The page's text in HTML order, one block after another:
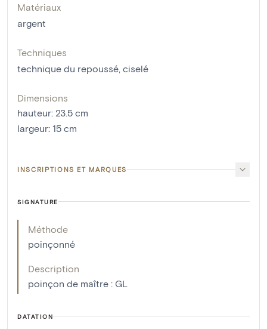
Matériaux
argent
Techniques
technique du repoussé, ciselé
Dimensions
hauteur: 23.5 cm
largeur: 15 cm
INSCRIPTIONS ET MARQUES
SIGNATURE
Méthode
poinçonné
Description
poinçon de maître : GL
DATATION